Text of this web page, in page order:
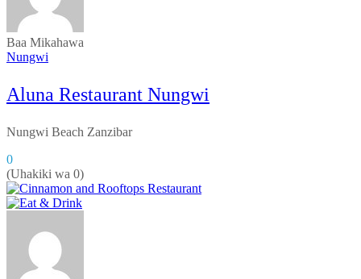
Baa Mikahawa
Nungwi
Aluna Restaurant Nungwi
Nungwi Beach Zanzibar
0
(Uhakiki wa 0)